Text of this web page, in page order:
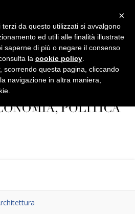
×
da questo utilizzati si avvalgono
ed utili alle finalità illustrate
saperne di più o negare il consenso
la cookie policy
scorrendo questa pagina, cliccando
navigazione in altra maniera,